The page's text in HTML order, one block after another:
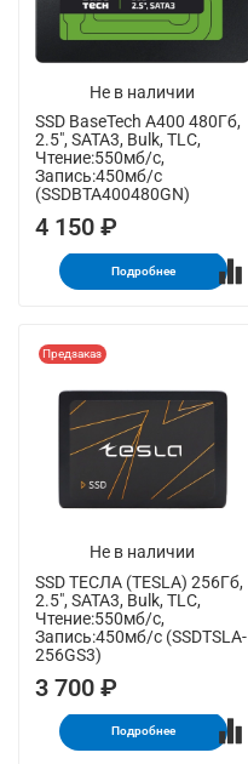
Не в наличии
SSD BaseTech A400 480Гб,
2.5", SATA3, Bulk, TLC,
Чтение:550мб/с,
Запись:450мб/с
(SSDBTA400480GN)
4 150 ₽
Подробнее
Не в наличии
Предзаказ
SSD ТЕСЛА (TESLA) 256Гб,
2.5", SATA3, Bulk, TLC,
Чтение:550мб/с,
Запись:450мб/с (SSDTSLA-
256GS3)
3 700 ₽
Подробнее